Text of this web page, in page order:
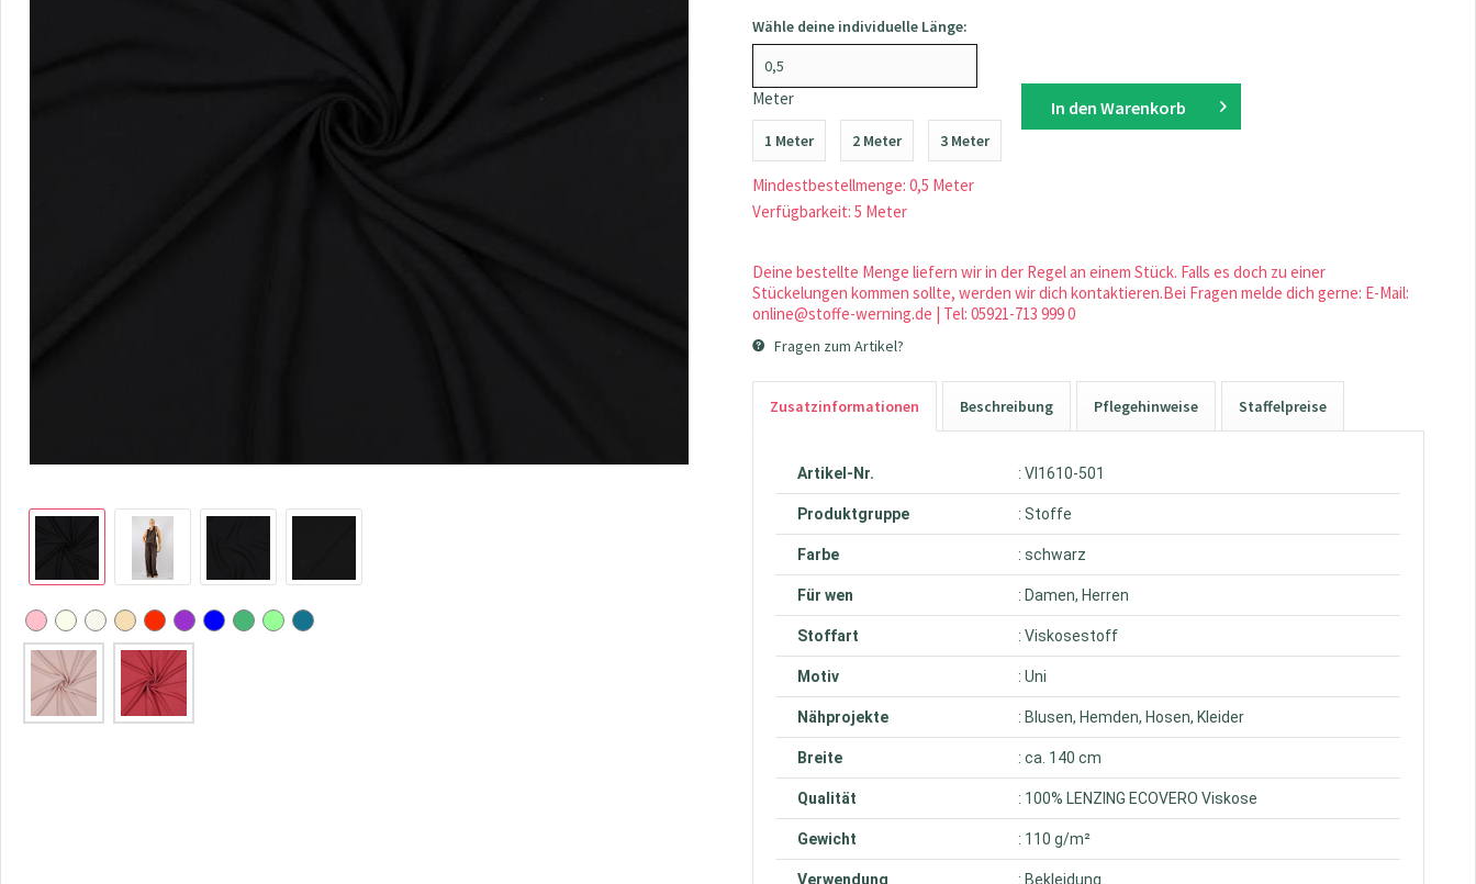
Wähle deine individuelle Länge:
Meter
1 Meter 2 Meter 3 Meter
Mindestbestellmenge: 0,5 Meter
Verfügbarkeit: 5 Meter
In den Warenkorb
Deine bestellte Menge liefern wir in der Regel an einem Stück. Falls es doch zu einer
Stückelungen kommen sollte, werden wir dich kontaktieren.Bei Fragen melde dich gerne: E-Mail:
online@stoffe-werning.de | Tel: 05921-713 999 0
Fragen zum Artikel?
Zusatzinformationen Beschreibung Pflegehinweise Staffelpreise
Artikel-Nr. : VI1610-501
Produktgruppe : Stoffe
Farbe : schwarz
Für wen : Damen, Herren
Stoffart : Viskosestoff
Motiv : Uni
Nähprojekte : Blusen, Hemden, Hosen, Kleider
Breite : ca. 140 cm
Qualität : 100% LENZING ECOVERO Viskose
Gewicht : 110 g/m²
Verwendung : Bekleidung